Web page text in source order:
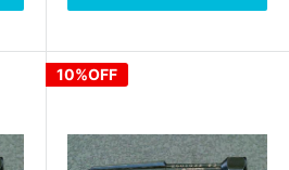
10%OFF